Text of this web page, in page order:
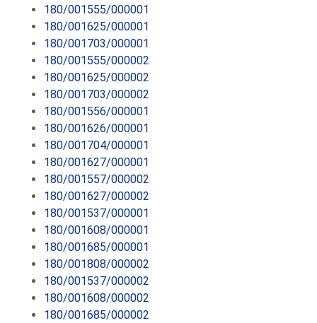
180/001555/000001
180/001625/000001
180/001703/000001
180/001555/000002
180/001625/000002
180/001703/000002
180/001556/000001
180/001626/000001
180/001704/000001
180/001627/000001
180/001557/000002
180/001627/000002
180/001537/000001
180/001608/000001
180/001685/000001
180/001808/000002
180/001537/000002
180/001608/000002
180/001685/000002